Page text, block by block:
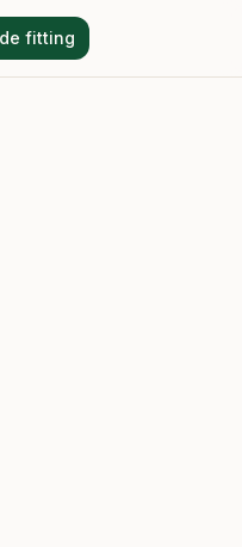
fitting